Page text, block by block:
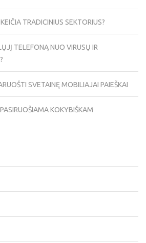
TRADICINIUS SEKTORIUS?
TELEFONĄ NUO VIRUSŲ IR
SVETAINĘ MOBILIAJAI PAIEŠKAI
KOKYBIŠKAM